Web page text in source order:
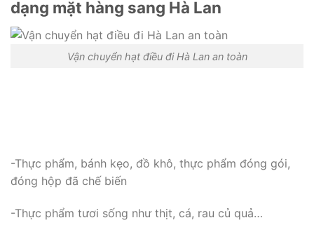
dạng mặt hàng sang Hà Lan
Vận chuyển hạt điều đi Hà Lan an toàn
-Thực phẩm, bánh kẹo, đồ khô, thực phẩm đóng gói,
đóng hộp đã chế biến
-Thực phẩm tươi sống như thịt, cá, rau củ quả…